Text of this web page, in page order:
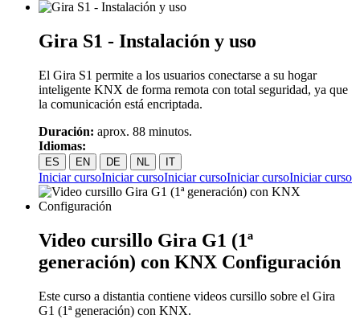
Gira S1 - Instalación y uso
El Gira S1 permite a los usuarios conectarse a su hogar
inteligente KNX de forma remota con total seguridad, ya que
la comunicación está encriptada.
Duración: aprox. 88 minutos.
Idiomas:
ES EN DE NL IT
Iniciar cursoIniciar cursoIniciar cursoIniciar cursoIniciar curso
Video cursillo Gira G1 (1ª
generación) con KNX Configuración
Este curso a distantia contiene videos cursillo sobre el Gira
G1 (1ª generación) con KNX.